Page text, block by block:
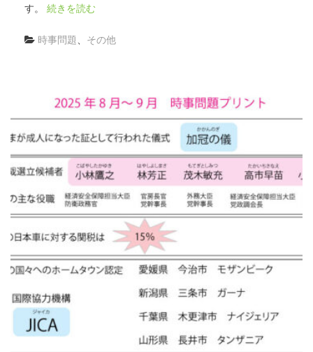
す。 続きを読む
時事問題、 その他